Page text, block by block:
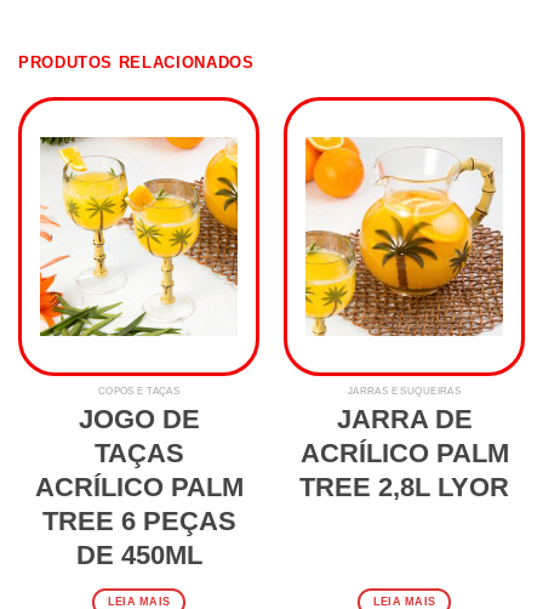
PRODUTOS RELACIONADOS
COPOS E TAÇAS
JOGO DE
TAÇAS
ACRÍLICO PALM
TREE 6 PEÇAS
DE 450ML
LEIA MAIS
JARRAS E SUQUEIRAS
JARRA DE
ACRÍLICO PALM
TREE 2,8L LYOR
LEIA MAIS